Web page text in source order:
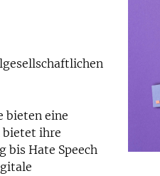
bieten eine
ihre
bis Hate Speech